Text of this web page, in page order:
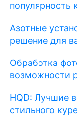
популярность
Азотные
решение для
Обработка
возможности
HQD: Лучшие
стильного